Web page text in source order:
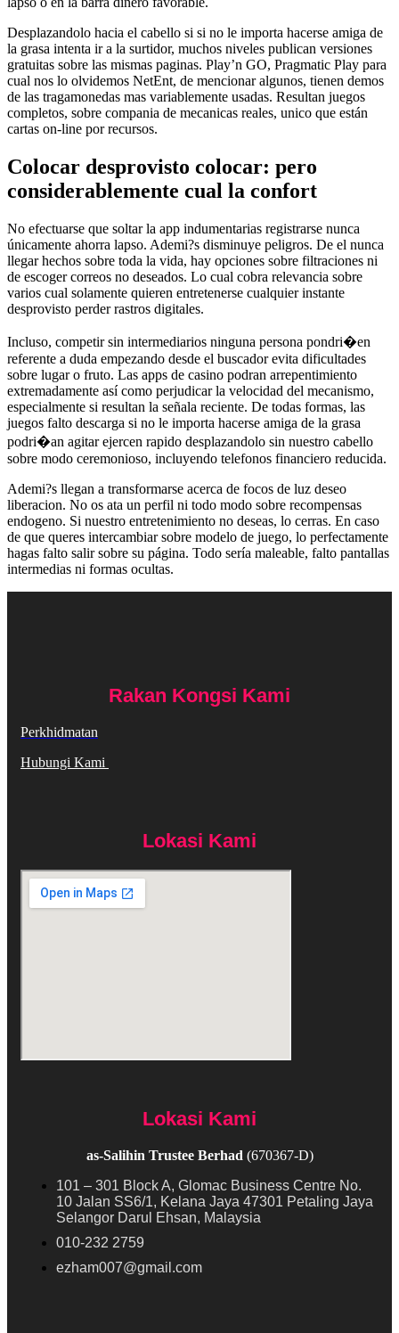
Desplazandolo hacia el cabello si si no le importa hacerse amiga de
la grasa intenta ir a la surtidor, muchos niveles publican versiones
gratuitas sobre las mismas paginas. Play’n GO, Pragmatic Play para
cual nos lo olvidemos NetEnt, de mencionar algunos, tienen demos
de las tragamonedas mas variablemente usadas. Resultan juegos
completos, sobre compania de mecanicas reales, unico que están
cartas on-line por recursos.
Colocar desprovisto colocar: pero
considerablemente cual la confort
No efectuarse que soltar la app indumentarias registrarse nunca
únicamente ahorra lapso. Ademi?s disminuye peligros. De el nunca
llegar hechos sobre toda la vida, hay opciones sobre filtraciones ni
de escoger correos no deseados. Lo cual cobra relevancia sobre
varios cual solamente quieren entretenerse cualquier instante
desprovisto perder rastros digitales.
Incluso, competir sin intermediarios ninguna persona pondri�en
referente a duda empezando desde el buscador evita dificultades
sobre lugar o fruto. Las apps de casino podran arrepentimiento
extremadamente así­ como perjudicar la velocidad del mecanismo,
especialmente si resultan la señala reciente. De todas formas, las
juegos falto descarga si no le importa hacerse amiga de la grasa
podri�an agitar ejercen rapido desplazandolo sin nuestro cabello
sobre modo ceremonioso, incluyendo telefonos financiero reducida.
Ademi?s llegan a transformarse acerca de focos de luz deseo
liberacion. No os ata un perfil ni todo modo sobre recompensas
endogeno. Si nuestro entretenimiento no deseas, lo cerras. En caso
de que queres intercambiar sobre modelo de juego, lo perfectamente
hagas falto salir sobre su página. Todo serí­a maleable, falto pantallas
intermedias ni formas ocultas.
Rakan Kongsi Kami
Perkhidmatan
Hubungi Kami
Lokasi Kami
Lokasi Kami
as-Salihin Trustee Berhad(670367-D)
101 – 301 Block A, Glomac Business Centre No.
10 Jalan SS6/1, Kelana Jaya 47301 Petaling Jaya
Selangor Darul Ehsan, Malaysia
010-232 2759
ezham007@gmail.com